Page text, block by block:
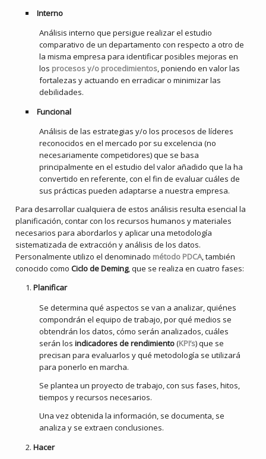
Interno
Análisis interno que persigue realizar el estudio
comparativo de un departamento con respecto a otro de
la misma empresa para identificar posibles mejoras en
los procesos y/o procedimientos, poniendo en valor las
fortalezas y actuando en erradicar o minimizar las
debilidades.
Funcional
Análisis de las estrategias y/o los procesos de líderes
reconocidos en el mercado por su excelencia (no
necesariamente competidores) que se basa
principalmente en el estudio del valor añadido que la ha
convertido en referente, con el fin de evaluar cuáles de
sus prácticas pueden adaptarse a nuestra empresa.
Para desarrollar cualquiera de estos análisis resulta esencial la
planificación, contar con los recursos humanos y materiales
necesarios para abordarlos y aplicar una metodología
sistematizada de extracción y análisis de los datos.
Personalmente utilizo el denominado método PDCA, también
conocido comoCiclo de Deming, que se realiza en cuatro fases:
Planificar
Se determina qué aspectos se van a analizar, quiénes
compondrán el equipo de trabajo, por qué medios se
obtendrán los datos, cómo serán analizados, cuáles
serán los indicadores de rendimiento(KPI’s) que se
precisan para evaluarlos y qué metodología se utilizará
para ponerlo en marcha.
Se plantea un proyecto de trabajo, con sus fases, hitos,
tiempos y recursos necesarios.
Una vez obtenida la información, se documenta, se
analiza y se extraen conclusiones.
Hacer